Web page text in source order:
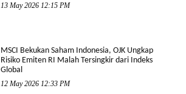
13 May 2026 12:15 PM
MSCI Bekukan Saham Indonesia, OJK Ungkap
Risiko Emiten RI Malah Tersingkir dari Indeks
Global
12 May 2026 12:33 PM